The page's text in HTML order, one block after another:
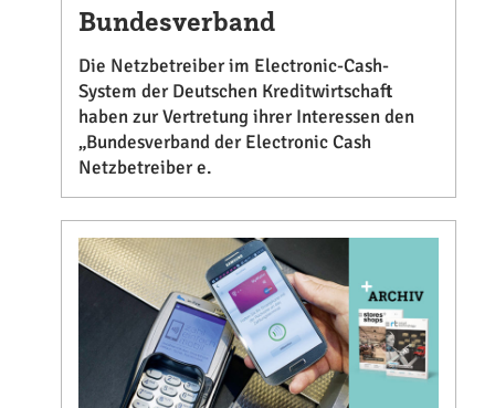
Bundesverband
Die Netzbetreiber im Electronic-Cash-
System der Deutschen Kreditwirtschaft
haben zur Vertretung ihrer Interessen den
„Bundesverband der Electronic Cash
Netzbetreiber e.